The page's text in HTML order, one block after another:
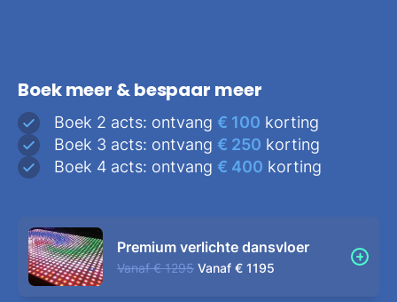
Boek meer & bespaar meer
Boek 2 acts: ontvang € 100 korting
Boek 3 acts: ontvang € 250 korting
Boek 4 acts: ontvang € 400 korting
Premium verlichte dansvloer
Vanaf € 1295 Vanaf € 1195